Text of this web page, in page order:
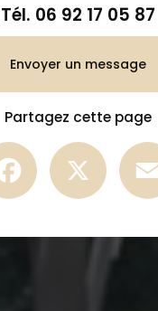
Tél. 06 92 17 05 87
Envoyer un message
Partagez cette page
Facebook